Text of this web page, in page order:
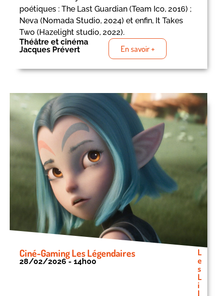
poétiques : The Last Guardian (Team Ico, 2016) ;
Neva (Nomada Studio, 2024) et enfin, It Takes
Two (Hazelight studio, 2022).
Théâtre et cinéma
Jacques Prévert
En savoir +
Ciné-Gaming Les Légendaires
28/02/2026 - 14h00
L
e
s
L
i
l